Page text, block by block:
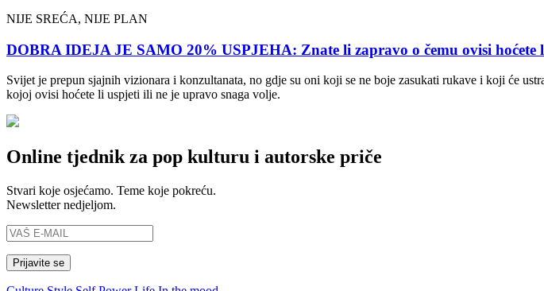
NIJE SREĆA, NIJE PLAN
DOBRA IDEJA JE SAMO 20% USPJEHA: Znate li zapravo o čemu ovisi hoćete
Svijet je prepun sjajnih vizionara i konzultanata, no gdje su oni koji se ne boje zasukati rukave i koji će
kojoj ovisi hoćete li uspjeti ili ne je upravo snaga volje.
Online tjednik za pop kulturu i autorske priče
Stvari koje osjećamo. Teme koje pokreću.
Newsletter nedjeljom.